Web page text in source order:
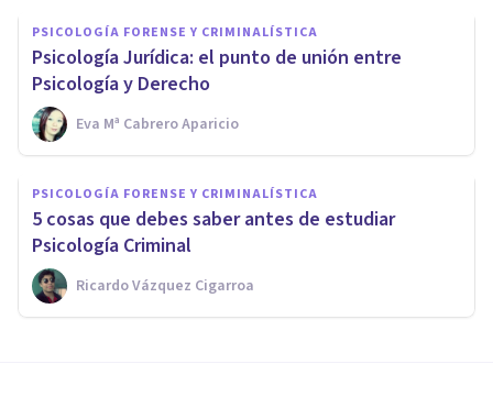
PSICOLOGÍA FORENSE Y CRIMINALÍSTICA
​Psicología Jurídica: el punto de unión entre
Psicología y Derecho
Eva Mª Cabrero Aparicio
PSICOLOGÍA FORENSE Y CRIMINALÍSTICA
​5 cosas que debes saber antes de estudiar
Psicología Criminal
Ricardo Vázquez Cigarroa